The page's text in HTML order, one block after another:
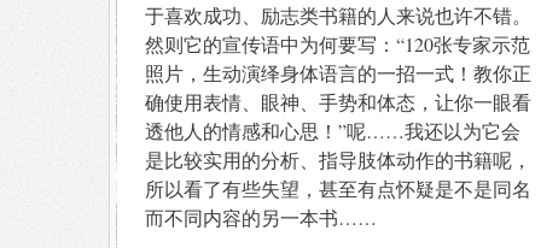
于喜欢成功、励志类书籍的人来说也许不错。
然则它的宣传语中为何要写：“120张专家示范
照片，生动演绎身体语言的一招一式！教你正
确使用表情、眼神、手势和体态，让你一眼看
透他人的情感和心思！”呢……我还以为它会
是比较实用的分析、指导肢体动作的书籍呢，
所以看了有些失望，甚至有点怀疑是不是同名
而不同内容的另一本书……